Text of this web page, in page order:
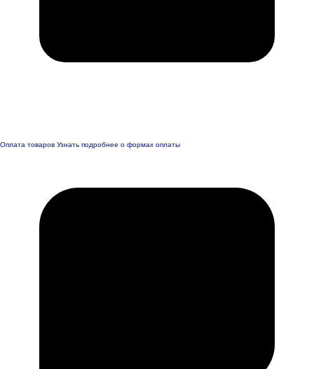
Оплата товаров Узнать подробнее о формах оплаты